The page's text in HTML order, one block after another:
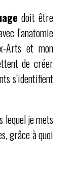
doit être
l’anatomie
Arts et mon
de créer
s’identifient
lequel je mets
grâce à quoi